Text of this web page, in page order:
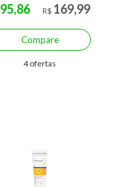
95,86
R$ 169,99
Compare
4 ofertas